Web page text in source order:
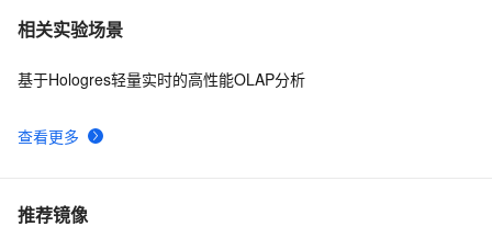
相关实验场景
查看更多
基于Hologres轻量实时的高性能OLAP分析
推荐镜像